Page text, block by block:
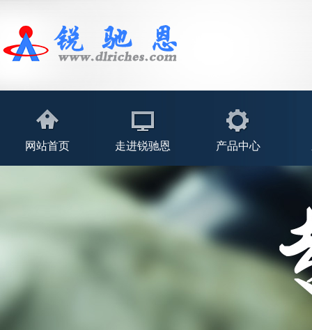
网站首页 走进锐驰恩 产品中心